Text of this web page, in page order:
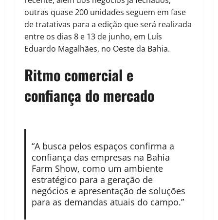
outras quase 200 unidades seguem em fase
de tratativas para a edição que será realizada
entre os dias 8 e 13 de junho, em Luís
Eduardo Magalhães, no Oeste da Bahia.
Ritmo comercial e
confiança do mercado
“A busca pelos espaços confirma a
confiança das empresas na Bahia
Farm Show, como um ambiente
estratégico para a geração de
negócios e apresentação de soluções
para as demandas atuais do campo.”